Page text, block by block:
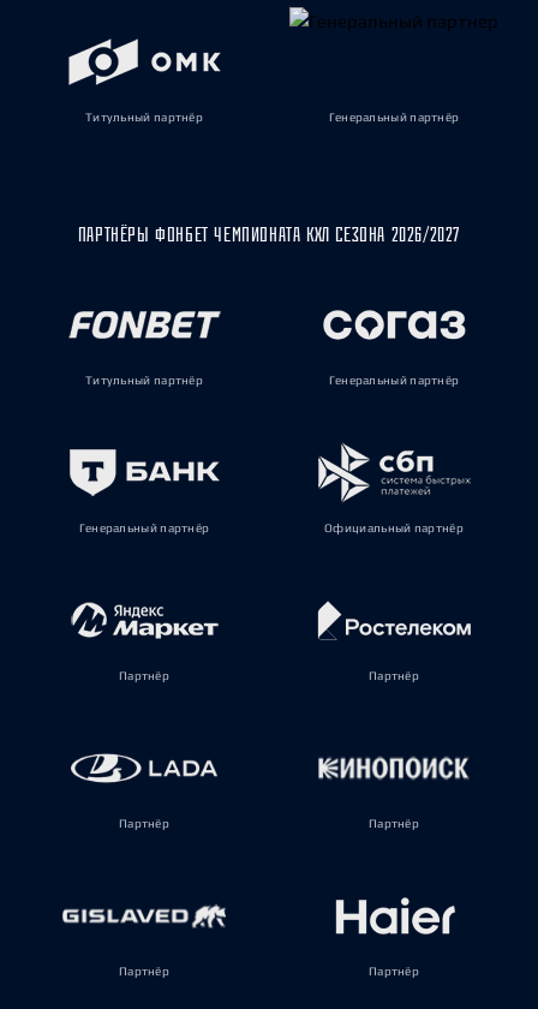
Титульный партнёр Генеральный партнёр
ПАРТНЁРЫ ФОНБЕТ ЧЕМПИОНАТА КХЛ СЕЗОНА 2026/2027
Титульный партнёр Генеральный партнёр
Генеральный партнёр Официальный партнёр
Партнёр Партнёр
Партнёр Партнёр
Партнёр Партнёр